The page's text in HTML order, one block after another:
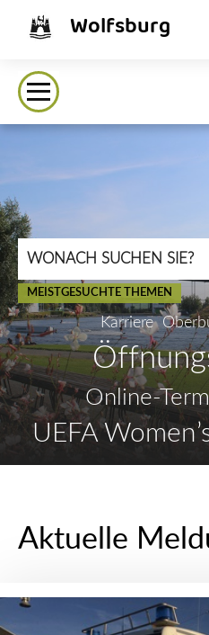
Wolfsburg
MEISTGESUCHTE THEMEN
Karriere
Online-
UEFA
Aktuelle